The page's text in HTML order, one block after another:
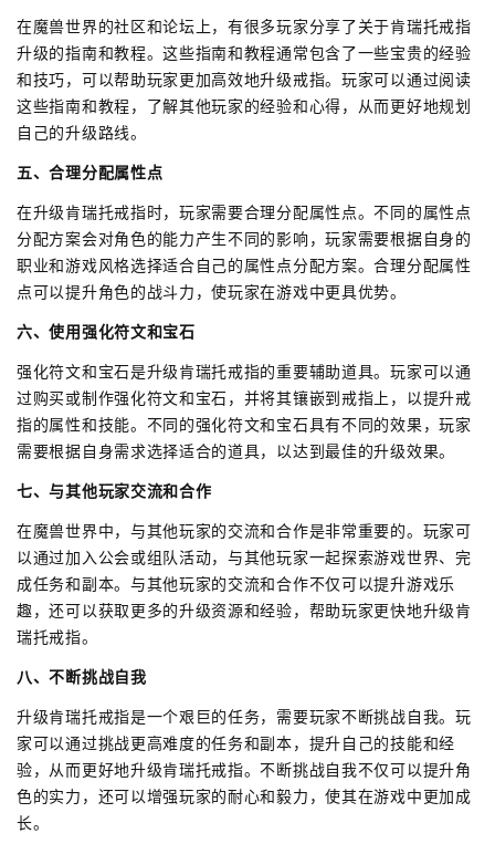
在魔兽世界的社区和论坛上，有很多玩家分享了关于肯瑞托戒指
升级的指南和教程。这些指南和教程通常包含了一些宝贵的经验
和技巧，可以帮助玩家更加高效地升级戒指。玩家可以通过阅读
这些指南和教程，了解其他玩家的经验和心得，从而更好地规划
自己的升级路线。
五、合理分配属性点
在升级肯瑞托戒指时，玩家需要合理分配属性点。不同的属性点
分配方案会对角色的能力产生不同的影响，玩家需要根据自身的
职业和游戏风格选择适合自己的属性点分配方案。合理分配属性
点可以提升角色的战斗力，使玩家在游戏中更具优势。
六、使用强化符文和宝石
强化符文和宝石是升级肯瑞托戒指的重要辅助道具。玩家可以通
过购买或制作强化符文和宝石，并将其镶嵌到戒指上，以提升戒
指的属性和技能。不同的强化符文和宝石具有不同的效果，玩家
需要根据自身需求选择适合的道具，以达到最佳的升级效果。
七、与其他玩家交流和合作
在魔兽世界中，与其他玩家的交流和合作是非常重要的。玩家可
以通过加入公会或组队活动，与其他玩家一起探索游戏世界、完
成任务和副本。与其他玩家的交流和合作不仅可以提升游戏乐
趣，还可以获取更多的升级资源和经验，帮助玩家更快地升级肯
瑞托戒指。
八、不断挑战自我
升级肯瑞托戒指是一个艰巨的任务，需要玩家不断挑战自我。玩
家可以通过挑战更高难度的任务和副本，提升自己的技能和经
验，从而更好地升级肯瑞托戒指。不断挑战自我不仅可以提升角
色的实力，还可以增强玩家的耐心和毅力，使其在游戏中更加成
长。